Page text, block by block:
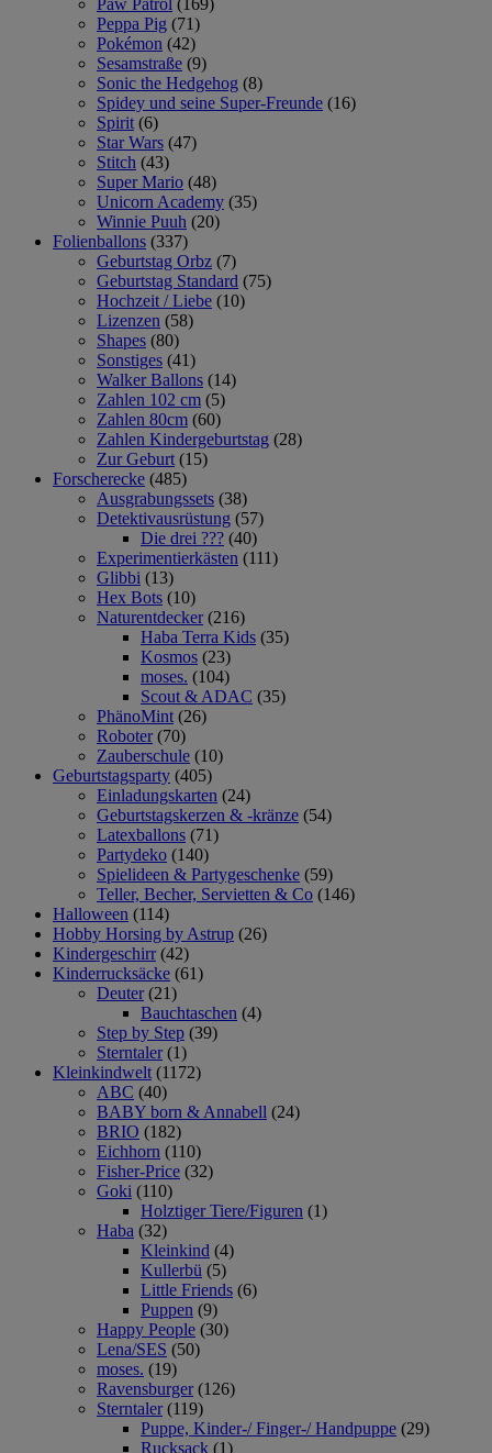
Peppa Pig (71)
Pokémon (42)
Sesamstraße (9)
Sonic the Hedgehog (8)
Spidey und seine Super-Freunde (16)
Spirit (6)
Star Wars (47)
Stitch (43)
Super Mario (48)
Unicorn Academy (35)
Winnie Puuh (20)
Folienballons (337)
Geburtstag Orbz (7)
Geburtstag Standard (75)
Hochzeit / Liebe (10)
Lizenzen (58)
Shapes (80)
Sonstiges (41)
Walker Ballons (14)
Zahlen 102 cm (5)
Zahlen 80cm (60)
Zahlen Kindergeburtstag (28)
Zur Geburt (15)
Forscherecke (485)
Ausgrabungssets (38)
Detektivausrüstung (57)
Die drei ??? (40)
Experimentierkästen (111)
Glibbi (13)
Hex Bots (10)
Naturentdecker (216)
Haba Terra Kids (35)
Kosmos (23)
moses. (104)
Scout & ADAC (35)
PhänoMint (26)
Roboter (70)
Zauberschule (10)
Geburtstagsparty (405)
Einladungskarten (24)
Geburtstagskerzen & -kränze (54)
Latexballons (71)
Partydeko (140)
Spielideen & Partygeschenke (59)
Teller, Becher, Servietten & Co (146)
Halloween (114)
Hobby Horsing by Astrup (26)
Kindergeschirr (42)
Kinderrucksäcke (61)
Deuter (21)
Bauchtaschen (4)
Step by Step (39)
Sterntaler (1)
Kleinkindwelt (1172)
ABC (40)
BABY born & Annabell (24)
BRIO (182)
Eichhorn (110)
Fisher-Price (32)
Goki (110)
Holztiger Tiere/Figuren (1)
Haba (32)
Kleinkind (4)
Kullerbü (5)
Little Friends (6)
Puppen (9)
Happy People (30)
Lena/SES (50)
moses. (19)
Ravensburger (126)
Sterntaler (119)
Puppe, Kinder-/ Finger-/ Handpuppe (29)
Rucksack (1)